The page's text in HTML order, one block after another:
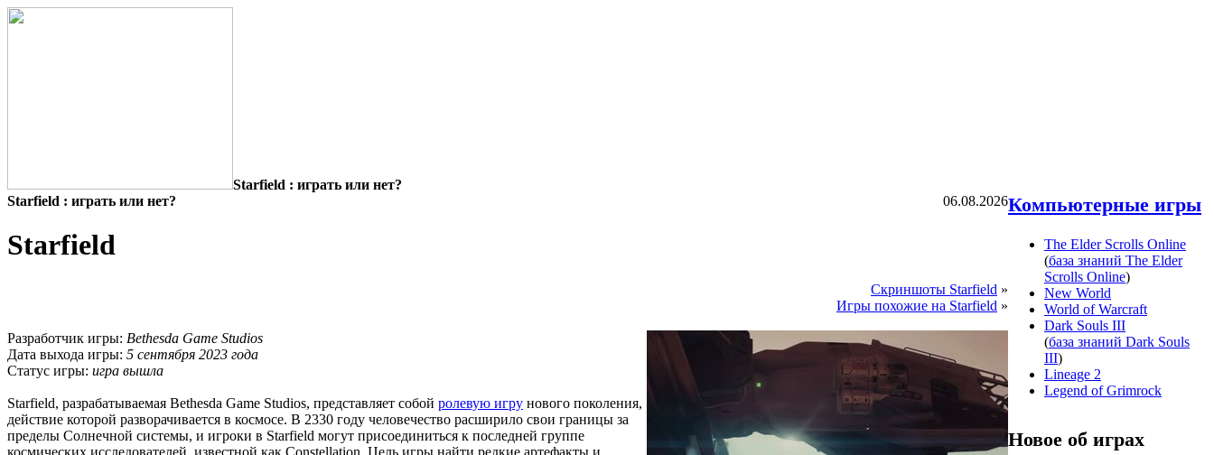
Starfield : играть или нет?
06.08.2026
Starfield : играть или нет?
Starfield
Скриншоты Starfield »
Игры похожие на Starfield »
Разработчик игры: Bethesda Game Studios
Дата выхода игры: 5 сентября 2023 года
Статус игры: игра вышла
Starfield, разрабатываемая Bethesda Game Studios, представляет собой ролевую игру нового поколения,
действие которой разворачивается в космосе. В 2330 году человечество расширило свои границы за
пределы Солнечной системы, и игроки в Starfield могут присоединиться к последней группе
космических исследователей, известной как Constellation. Цель игры найти редкие артефакты и
Компьютерные игры
The Elder Scrolls Online
(база знаний The Elder
Scrolls Online)
New World
World of Warcraft
Dark Souls III
(база знаний Dark Souls
III)
Lineage 2
Legend of Grimrock
Новое об играх